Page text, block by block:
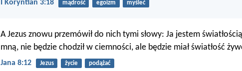
I Koryntian 3:18 mądrość egoizm myśleć
A Jezus znowu przemówił do nich tymi słowy: Ja jestem
mną, nie będzie chodził w ciemności, ale będzie miał światłość
Jana 8:12 Jezus życie podążać